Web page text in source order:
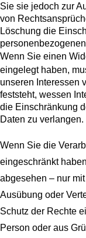
Sie sie jedoch zur
von
Löschung die
Wenn Sie einen
eingelegt haben,
unseren Interessen
feststeht, wessen
die Einschränkung
Daten zu verlangen.
Wenn Sie die
eingeschränkt
abgesehen – nur
Ausübung oder
Schutz der Rechte
Person oder aus